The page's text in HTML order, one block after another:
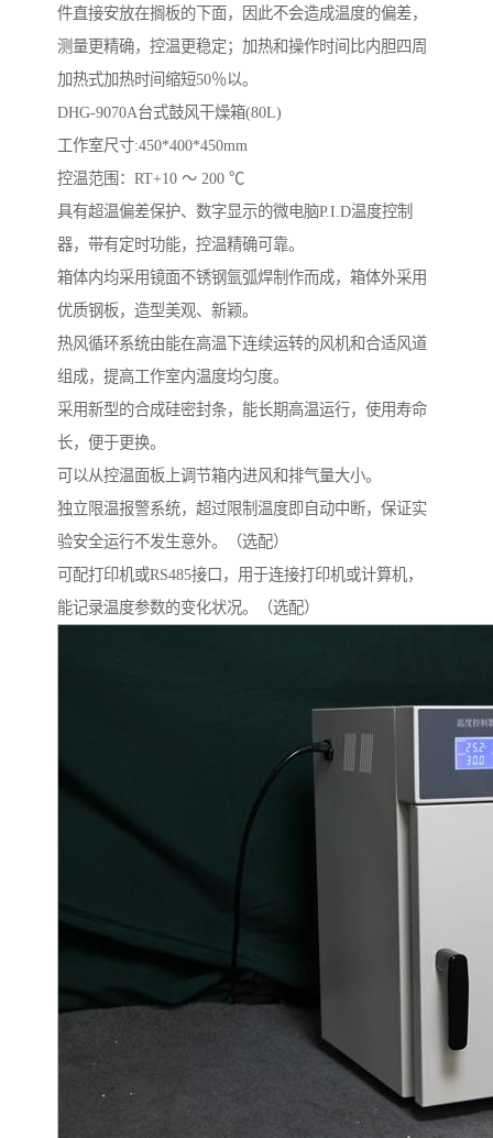
件直接安放在搁板的下面，因此不会造成温度的偏差，
测量更精确，控温更稳定；加热和操作时间比内胆四周
加热式加热时间缩短50％以。
DHG-9070A台式鼓风干燥箱(80L)
工作室尺寸:450*400*450mm
控温范围：RT+10 ～ 200 ℃
具有超温偏差保护、数字显示的微电脑P.I.D温度控制
器，带有定时功能，控温精确可靠。
箱体内均采用镜面不锈钢氩弧焊制作而成，箱体外采用
优质钢板，造型美观、新颖。
热风循环系统由能在高温下连续运转的风机和合适风道
组成，提高工作室内温度均匀度。
采用新型的合成硅密封条，能长期高温运行，使用寿命
长，便于更换。
可以从控温面板上调节箱内进风和排气量大小。
独立限温报警系统，超过限制温度即自动中断，保证实
验安全运行不发生意外。（选配）
可配打印机或RS485接口，用于连接打印机或计算机，
能记录温度参数的变化状况。（选配）